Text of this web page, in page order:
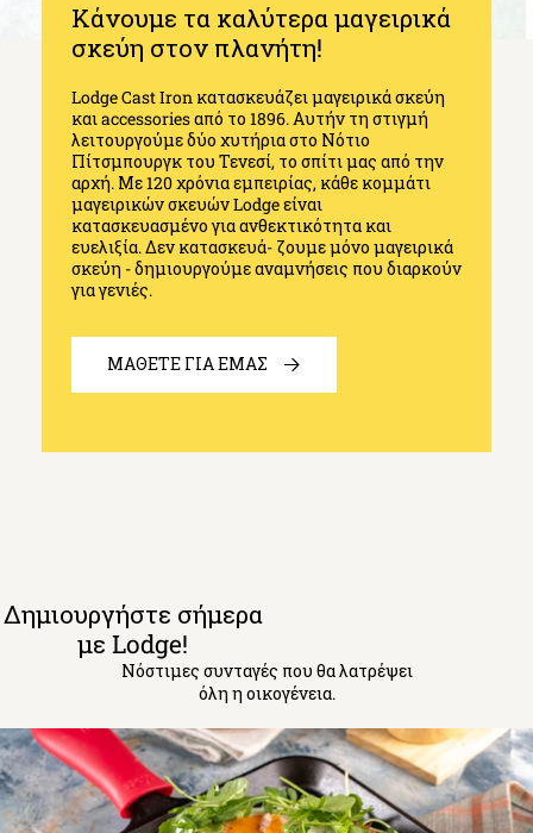
Κάνουμε τα καλύτερα μαγειρικά
σκεύη στον πλανήτη!
Lodge Cast Iron κατασκευάζει μαγειρικά σκεύη
και accessories από το 1896. Αυτήν τη στιγμή
λειτουργούμε δύο χυτήρια στο Νότιο
Πίτσμπουργκ του Τενεσί, το σπίτι μας από την
αρχή. Με 120 χρόνια εμπειρίας, κάθε κομμάτι
μαγειρικών σκευών Lodge είναι
κατασκευασμένο για ανθεκτικότητα και
ευελιξία. Δεν κατασκευά- ζουμε μόνο μαγειρικά
σκεύη - δημιουργούμε αναμνήσεις που διαρκούν
για γενιές.
ΜΑΘΕΤΕ ΓΙΑ ΕΜΑΣ
Δημιουργήστε σήμερα
με Lodge!
Νόστιμες συνταγές που θα λατρέψει
όλη η οικογένεια.